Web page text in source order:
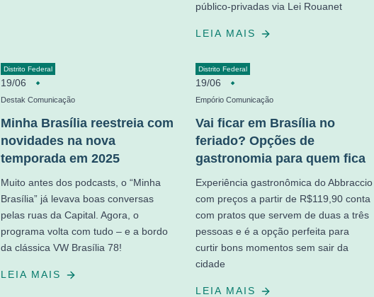
público-privadas via Lei Rouanet
LEIA MAIS
Distrito Federal
19/06
Destak Comunicação
Minha Brasília reestreia com
novidades na nova
temporada em 2025
Muito antes dos podcasts, o “Minha
Brasília” já levava boas conversas
pelas ruas da Capital. Agora, o
programa volta com tudo – e a bordo
da clássica VW Brasília 78!
LEIA MAIS
Distrito Federal
19/06
Empório Comunicação
Vai ficar em Brasília no
feriado? Opções de
gastronomia para quem fica
Experiência gastronômica do Abbraccio
com preços a partir de R$119,90 conta
com pratos que servem de duas a três
pessoas e é a opção perfeita para
curtir bons momentos sem sair da
cidade
LEIA MAIS